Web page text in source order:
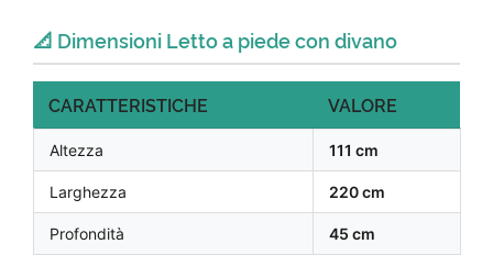
📐 Dimensioni Letto a piede con divano
CARATTERISTICHE VALORE
Altezza 111 cm
Larghezza 220 cm
Profondità 45 cm